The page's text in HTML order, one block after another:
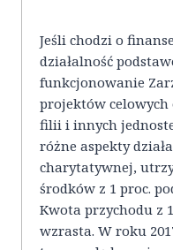
Jeśli chodzi o
działalność
funkcjonowanie
projektów
filii i innych
różne aspekty
charytatywnej,
środków z 1 proc.
Kwota przychodu z
wzrasta. W roku